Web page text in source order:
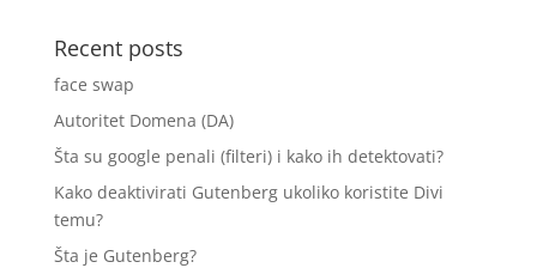
Recent posts
face swap
Autoritet Domena (DA)
Šta su google penali (filteri) i kako ih detektovati?
Kako deaktivirati Gutenberg ukoliko koristite Divi
temu?
Šta je Gutenberg?